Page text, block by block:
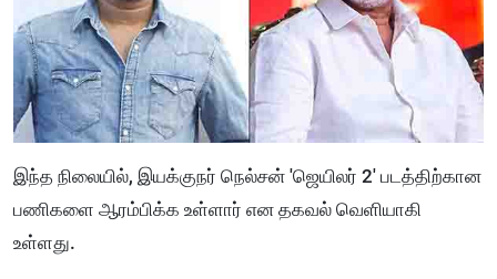
இந்த நிலையில், இயக்குநர் நெல்சன் 'ஜெயிலர் 2' படத்திற்கான
பணிகளை ஆரம்பிக்க உள்ளார் என தகவல் வெளியாகி
உள்ளது.